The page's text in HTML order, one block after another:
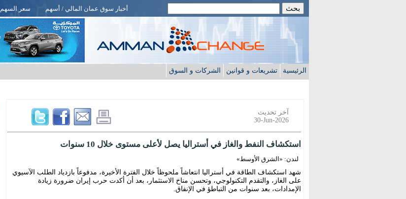
أخبار سوق عمان المالي / أسهم سعر السهم
الرئيسية تشريعات و قوانين الشركات و السوق
آخر تحديث
30-Jun-2026
استكشاف النفط والغاز في أستراليا يصل لأعلى مستوى خلال 10 سنوات
لندن: «الشرق الأوسط»
شهد استكشاف الطاقة في أستراليا انتعاشاً ملحوظاً خلال الفترة الأخيرة، مدفوعاً بازدياد الطلب الآسيوي
على الغاز، والتقدم التكنولوجي، وتحسن مناخ الاستثمار، بعد أن أكدت حرب إيران ضرورة زيادة
الإمدادات، بعد سنوات من التباطؤ في الإنفاق.